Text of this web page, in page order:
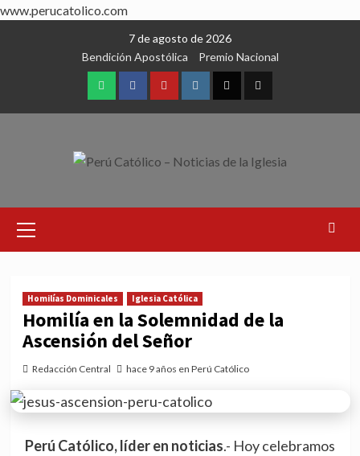
www.perucatolico.com
7 de agosto de 2026
Bendición Apostólica
Premio Nacional
WhatsAppFacebookYoutubeInstagram
X TikTok
Menu
Homilías Dominicales Iglesia Católica
Homilía en la Solemnidad de la
Ascensión del Señor
Redacción Central hace 9 años en Perú Católico
Perú Católico, líder en noticias.- Hoy celebramos